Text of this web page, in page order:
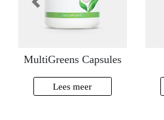
MultiGreens Capsules
Lees meer
Previous